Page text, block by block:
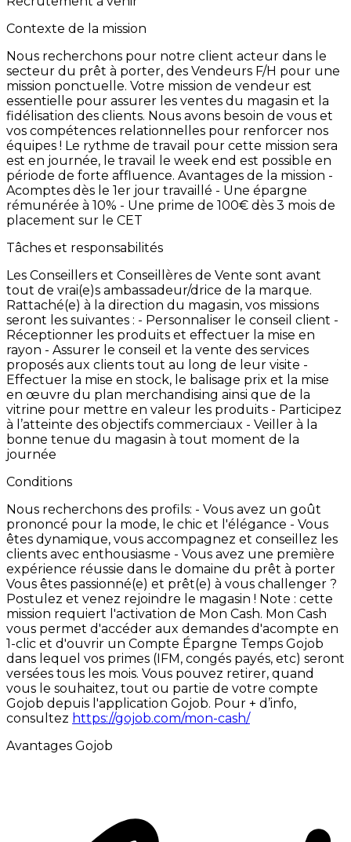
Contexte de la mission
Nous recherchons pour notre client acteur dans le
secteur du prêt à porter, des Vendeurs F/H pour une
mission ponctuelle. Votre mission de vendeur est
essentielle pour assurer les ventes du magasin et la
fidélisation des clients. Nous avons besoin de vous et
vos compétences relationnelles pour renforcer nos
équipes ! Le rythme de travail pour cette mission sera
est en journée, le travail le week end est possible en
période de forte affluence. Avantages de la mission -
Acomptes dès le 1er jour travaillé - Une épargne
rémunérée à 10% - Une prime de 100€ dès 3 mois de
placement sur le CET
Tâches et responsabilités
Les Conseillers et Conseillères de Vente sont avant
tout de vrai(e)s ambassadeur/drice de la marque.
Rattaché(e) à la direction du magasin, vos missions
seront les suivantes : - Personnaliser le conseil client -
Réceptionner les produits et effectuer la mise en
rayon - Assurer le conseil et la vente des services
proposés aux clients tout au long de leur visite -
Effectuer la mise en stock, le balisage prix et la mise
en œuvre du plan merchandising ainsi que de la
vitrine pour mettre en valeur les produits - Participez
à l’atteinte des objectifs commerciaux - Veiller à la
bonne tenue du magasin à tout moment de la
journée
Conditions
Nous recherchons des profils: - Vous avez un goût
prononcé pour la mode, le chic et l'élégance - Vous
êtes dynamique, vous accompagnez et conseillez les
clients avec enthousiasme - Vous avez une première
expérience réussie dans le domaine du prêt à porter
Vous êtes passionné(e) et prêt(e) à vous challenger ?
Postulez et venez rejoindre le magasin ! Note : cette
mission requiert l'activation de Mon Cash. Mon Cash
vous permet d'accéder aux demandes d'acompte en
1-clic et d'ouvrir un Compte Épargne Temps Gojob
dans lequel vos primes (IFM, congés payés, etc) seront
versées tous les mois. Vous pouvez retirer, quand
vous le souhaitez, tout ou partie de votre compte
Gojob depuis l'application Gojob. Pour + d’info,
consultez https://gojob.com/mon-cash/
Avantages Gojob